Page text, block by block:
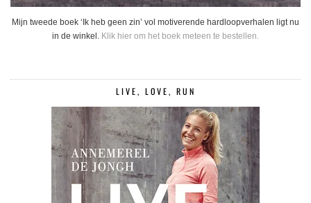
Mijn tweede boek ‘Ik heb geen zin’ vol motiverende hardloopverhalen ligt nu
in de winkel. Klik hier om het boek meteen te bestellen.
LIVE, LOVE, RUN